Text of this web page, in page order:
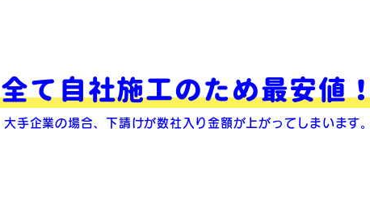
全て自社施工のため最安値
大手企業の場合、下請けが数社入り金額が上がってしまいます。